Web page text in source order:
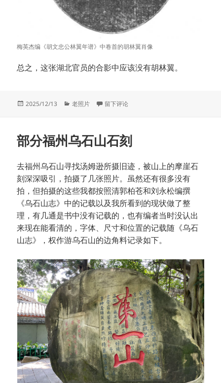
梅英杰编《胡文忠公林翼年谱》中卷首的胡林翼肖像
总之，这张湖北官员的合影中应该没有胡林翼。
发
2025/12/13
分
老照片 于胡林翼是否在场
留下评论
部分福州乌石山石刻
去福州乌石山寻找汤姆逊所摄旧迹，被山上的摩崖石
刻深深吸引，拍摄了几张照片。虽然还有很多没有
拍，但拍摄的这些我都按照清郭柏苍和刘永松编撰
《乌石山志》中的记载以及我所看到的现状做了整
理，有几通是书中没有记载的，也有编者当时没认出
来现在能看清的，字体、尺寸和位置的记载随《乌石
山志》，权作游乌石山的边角料记录如下。